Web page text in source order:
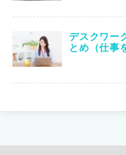
デスクワー
とめ（仕事